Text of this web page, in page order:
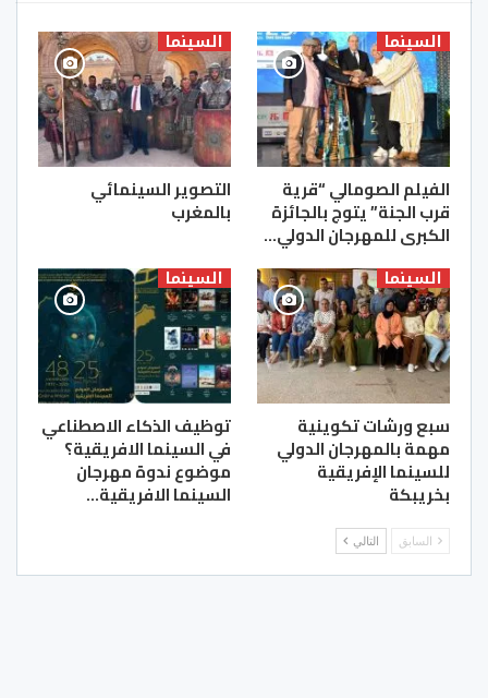
السينما
الفيلم الصومالي “قرية
قرب الجنة” يتوج بالجائزة
الكبرى للمهرجان الدولي…
السينما
التصوير السينمائي
بالمغرب
السينما
سبع ورشات تكوينية
مهمة بالمهرجان الدولي
للسينما الإفريقية
بخريبكة
السينما
توظيف الذكاء الاصطناعي
في السينما الافريقية؟
موضوع ندوة مهرجان
السينما الافريقية…
السابق التالي